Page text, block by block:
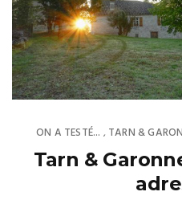
ON A TESTÉ... , TARN &
Tarn &